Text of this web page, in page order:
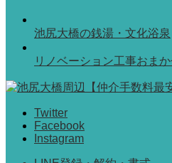
池尻大橋の銭湯・文化浴泉
リノベーション工事おまか
Twitter
Facebook
Instagram